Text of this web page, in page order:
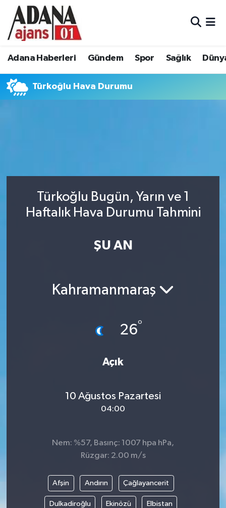
Adana Haberleri Gündem Spor Sağlık
Türkoğlu Hava Durumu
Türkoğlu Bugün, Yarın ve 1
Haftalık Hava Durumu Tahmini
ŞU AN
Kahramanmaraş
26°
Açık
10 Ağustos Pazartesi
04:00
Nem: %57, Basınç: 1007 hpa hPa,
Rüzgar: 2.00 m/s
Afşin Andırın Çağlayancerit
Dulkadiroğlu Ekinözü Elbistan
Adana Haberleri
Spor
Siyaset
Ekonomi
Yaşam
Adana Nöbetçi Eczaneler
Adana Namaz Vakitleri
Son Dakika Haberleri
Haber Arşivi